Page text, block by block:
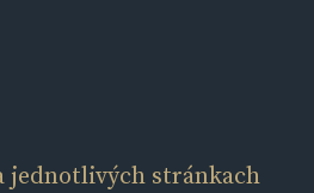
jednotlivých stránkach